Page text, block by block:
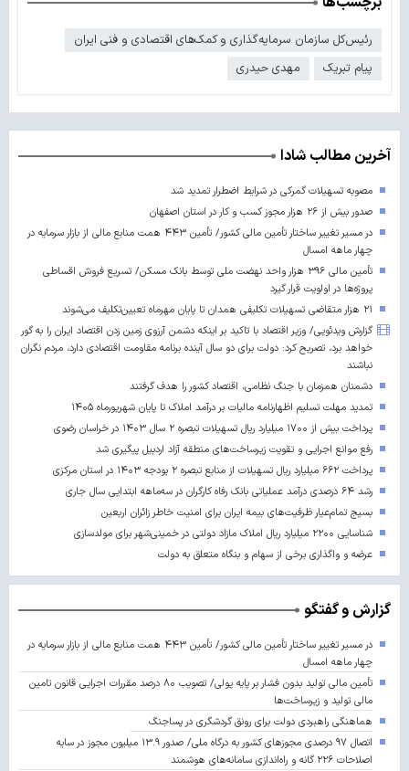
رئیس‌کل سازمان سرمایه‌گذاری و کمک‌های اقتصادی و فنی ایران
پیام تبریک
مهدی حیدری
آخرین مطالب شادا
مصوبه تسهیلات گمرکی در شرایط اضطرار تمدید شد
صدور بیش از ۲۶ هزار مجوز کسب‌ و کار در استان اصفهان
در مسیر تغییر ساختار تأمین مالی کشور/ تأمین ۴۴۳ همت منابع مالی از بازار سرمایه در
چهار ماهه امسال
تأمین مالی ۳۹۶ هزار واحد نهضت ملی توسط بانک مسکن/ تسریع فروش اقساطی
پروژه‌ها در اولویت قرار گیرد
۲۱ هزار متقاضی تسهیلات تکلیفی همدان تا پایان مهرماه تعیین‌تکلیف می‌شوند
گزارش ویدئویی/ وزیر اقتصاد با تاکید بر اینکه دشمن آرزوی زمین زدن اقتصاد ایران را به گور
خواهد برد، تصریح کرد: دولت برای دو سال آینده برنامه مقاومت اقتصادی دارد، مردم نگران
نباشند
دشمنان همزمان با جنگ نظامی، اقتصاد کشور را هدف گرفتند
تمدید مهلت تسلیم اظهارنامه مالیات بر درآمد املاک تا پایان شهریورماه ۱۴۰۵
پرداخت بیش از ۱۷۰۰ میلیارد ریال تسهیلات تبصره ۲ سال ۱۴۰۳ در خراسان رضوی
رفع موانع اجرایی و تقویت زیرساخت‌های منطقه آزاد اردبیل پیگیری شد
پرداخت ۶۶۲ میلیارد ریال تسهیلات از منابع تبصره ۲ بودجه ۱۴۰۳ در استان مرکزی
رشد ۶۴ درصدی درآمد عملیاتی بانک رفاه کارگران در سه‌ماهه ابتدایی سال جاری
بسیج تمام‌عیار ظرفیت‌های بیمه ایران برای امنیت خاطر زائران اربعین
شناسایی ۲۲۰۰ میلیارد ریال املاک مازاد دولتی در خمینی‌شهر برای مولدسازی
عرضه و واگذاری برخی از سهام و بنگاه متعلق به دولت
گزارش و گفتگو
در مسیر تغییر ساختار تأمین مالی کشور/ تأمین ۴۴۳ همت منابع مالی از بازار سرمایه در
چهار ماهه امسال
تأمین مالی تولید بدون فشار بر پایه پولی/ تصویب ۸۰ درصد مقررات اجرایی قانون تامین
مالی تولید و زیرساخت‌ها
هماهنگی راهبردی دولت برای رونق گردشگری در پساجنگ
اتصال ۹۷ درصدی مجوزهای کشور به درگاه ملی/ صدور ۱۳.۹ میلیون مجوز در سایه
اصلاحات ۲۲۶ گانه و راه‌اندازی سامانه‌های هوشمند